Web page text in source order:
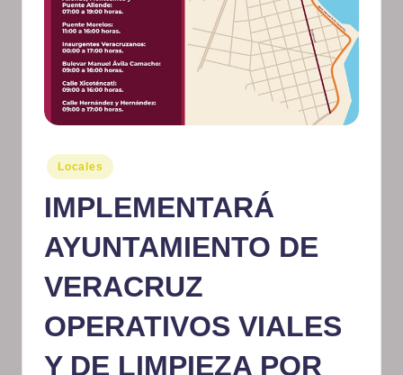
r
m
at
iv
o
Publicado
en
Locales
IMPLEMENTARÁ
AYUNTAMIENTO DE
VERACRUZ
OPERATIVOS VIALES
Y DE LIMPIEZA POR